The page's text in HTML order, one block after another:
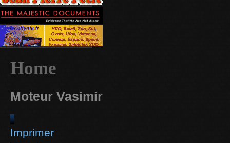
Home
Moteur Vasimir
Imprimer